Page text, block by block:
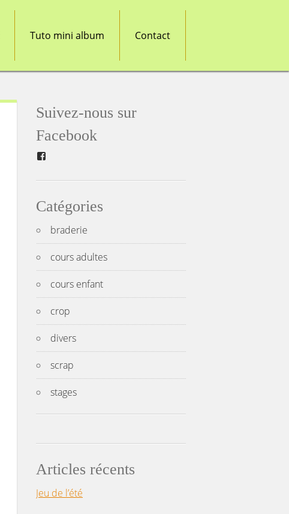
Tuto mini album Contact
Suivez-nous sur
Facebook
Catégories
braderie
cours adultes
cours enfant
crop
divers
scrap
stages
Articles récents
Jeu de l’été